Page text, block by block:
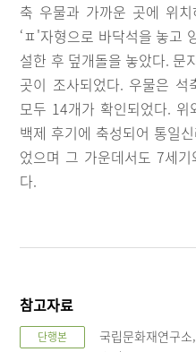
축 우물과 가까운 곳에 위
‘ㅍ'자형으로 바닥석을 놓고
설한 후 덮개돌을 놓았다. 문
곳이 조사되었다. 우물은 석
모두 14개가 확인되었다.
백제 후기에 축성되어 통일
었으며 그 가운데서도 7세
다.
참고자료
단행본
국립문화재연구